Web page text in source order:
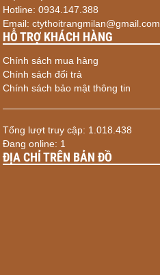
Hotline: 0934.147.388
Email: ctythoitrangmilan@gmail.com
HỖ TRỢ KHÁCH HÀNG
Chính sách mua hàng
Chính sách đổi trả
Chính sách bảo mật thông tin
Tổng lượt truy cập: 1.018.438
Đang online: 1
ĐỊA CHỈ TRÊN BẢN ĐỒ